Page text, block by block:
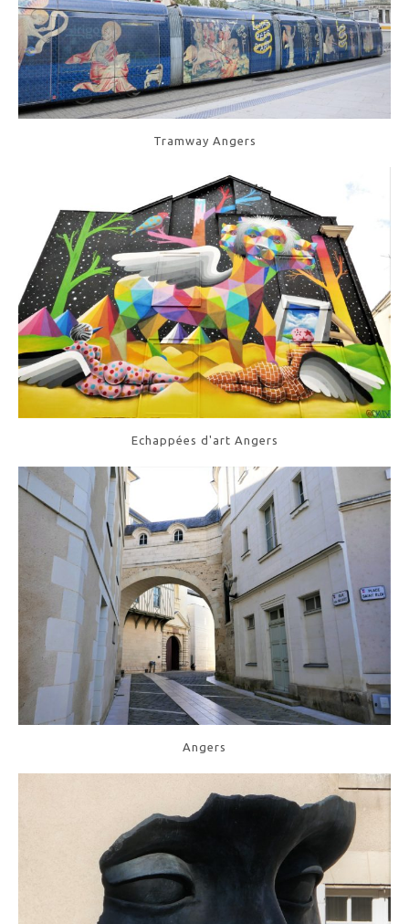
Tramway Angers
Echappées d'art Angers
Angers